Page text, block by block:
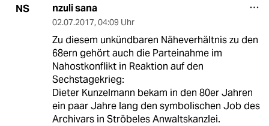
NS nzuli sana
02.07.2017, 04:09 Uhr
Zu diesem unkündbaren Näheverhältnis zu den
68ern gehört auch die Parteinahme im
Nahostkonflikt in Reaktion auf den
Sechstagekrieg:
Dieter Kunzelmann bekam in den 80er Jahren
ein paar Jahre lang den symbolischen Job des
Archivars in Ströbeles Anwaltskanzlei.